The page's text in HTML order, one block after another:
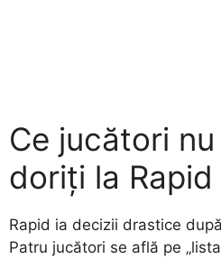
Ce jucători
doriți la Rapid
Rapid ia decizii drastice
Patru jucători se află pe